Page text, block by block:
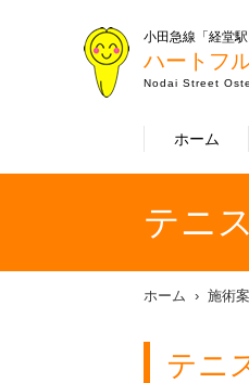
小田急線「経堂
ハートフ
Nodai Street
ホーム
テニ
ホーム 施術
テニ